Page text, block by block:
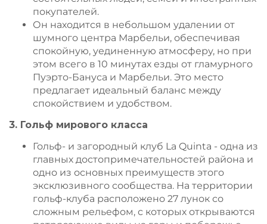
покупателей.
Он находится в небольшом удалении от
шумного центра Марбельи, обеспечивая
спокойную, уединенную атмосферу, но при
этом всего в 10 минутах езды от гламурного
Пуэрто-Бануса и Марбельи. Это место
предлагает идеальный баланс между
спокойствием и удобством.
3. Гольф мирового класса
Гольф- и загородный клуб La Quinta - одна из
главных достопримечательностей района и
одно из основных преимуществ этого
эксклюзивного сообщества. На территории
гольф-клуба расположено 27 лунок со
сложным рельефом, с которых открываются